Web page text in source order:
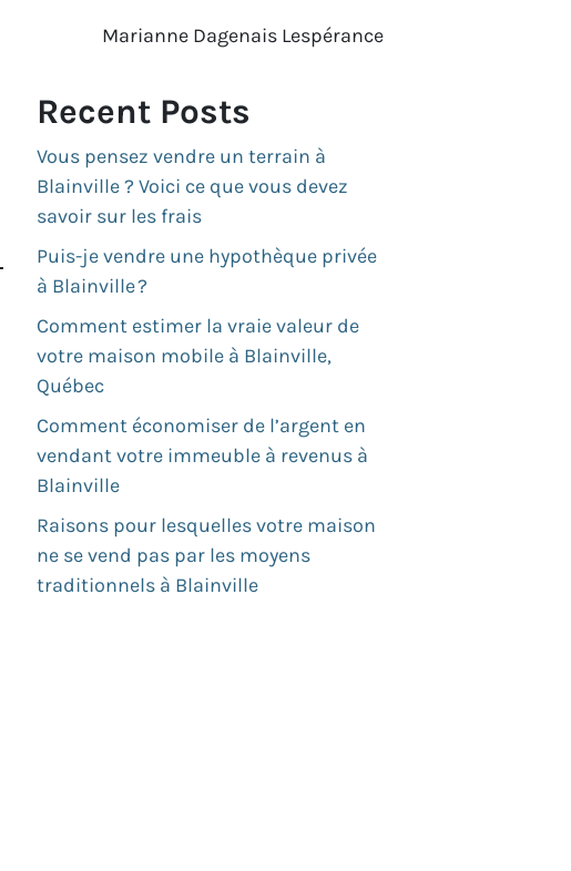
Marianne Dagenais Lespérance
Recent Posts
Vous pensez vendre un terrain à
Blainville ? Voici ce que vous devez
savoir sur les frais
Puis-je vendre une hypothèque privée
à Blainville ?
Comment estimer la vraie valeur de
votre maison mobile à Blainville,
Québec
Comment économiser de l’argent en
vendant votre immeuble à revenus à
Blainville
Raisons pour lesquelles votre maison
ne se vend pas par les moyens
traditionnels à Blainville